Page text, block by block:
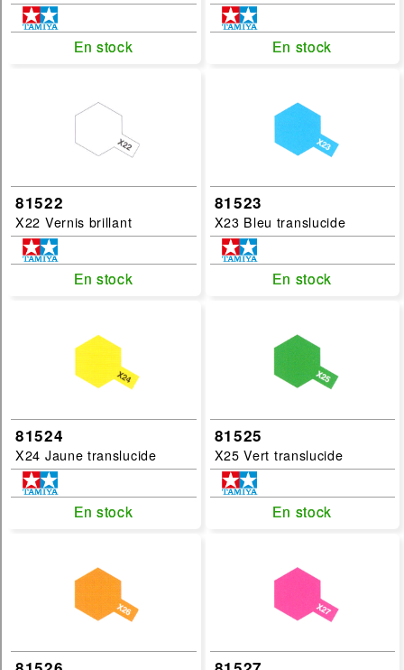
En stock
En stock En stock
En stock
81522
X22 Vernis brillant
En stock
En stock
81523
X23 Bleu translucide
En stock
En stock
81524
X24 Jaune translucide
En stock
En stock
81525
X25 Vert translucide
En stock
En stock